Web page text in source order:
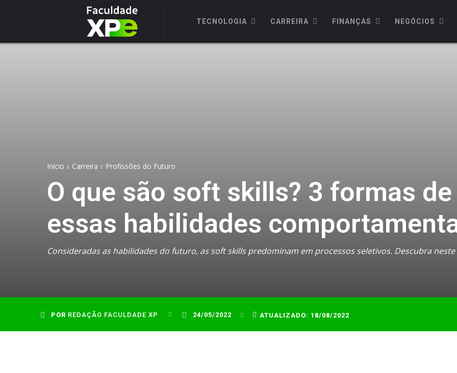
TECNOLOGIA CARREIRA FINANÇAS NEGÓCIOS
Início Carreira Profissões do Futuro
O que são soft skills? 3 formas
essas habilidades
Consideradas as habilidades do futuro, as soft skills predominam em processos seletivos. Descubra
POR REDAÇÃO FACULDADE XP 24/05/2022 ATUALIZADO: 18/08/2022